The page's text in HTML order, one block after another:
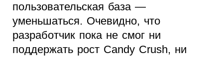
пользовательская база —
уменьшаться. Очевидно, что
разработчик пока не смог ни
поддержать рост Candy Crush, ни